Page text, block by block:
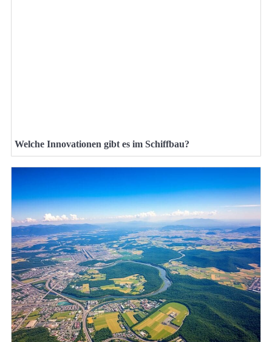
Welche Innovationen gibt es im Schiffbau?